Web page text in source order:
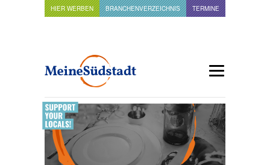
HIER WERBEN BRANCHENVERZEICHNIS TERMINE